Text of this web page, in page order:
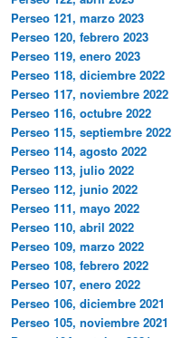
Perseo 121, marzo 2023
Perseo 120, febrero 2023
Perseo 119, enero 2023
Perseo 118, diciembre 2022
Perseo 117, noviembre 2022
Perseo 116, octubre 2022
Perseo 115, septiembre 2022
Perseo 114, agosto 2022
Perseo 113, julio 2022
Perseo 112, junio 2022
Perseo 111, mayo 2022
Perseo 110, abril 2022
Perseo 109, marzo 2022
Perseo 108, febrero 2022
Perseo 107, enero 2022
Perseo 106, diciembre 2021
Perseo 105, noviembre 2021